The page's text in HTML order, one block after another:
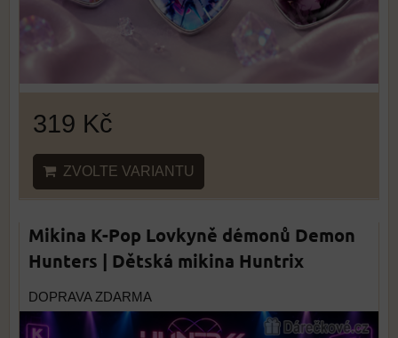
319 Kč
ZVOLTE VARIANTU
Mikina K-Pop Lovkyně démonů Demon
Hunters | Dětská mikina Huntrix
DOPRAVA ZDARMA